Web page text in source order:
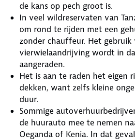
de kans op pech groot is.
In veel wildreservaten van
om rond te rijden met een
zonder chauffeur. Het
vierwielaandrijving wordt in
aangeraden.
Het is aan te raden het eigen
dekken, want zelfs kleine
duur.
Sommige
de huurauto mee te nemen
Oeganda of Kenia. In dat